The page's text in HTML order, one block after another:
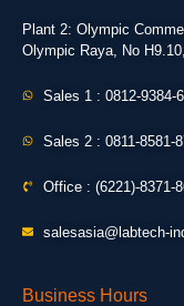
Plant 2: Olympic
Olympic Raya, No
Sales 1 : 0812-9384-
Sales 2 : 0811-8581-
Office : (6221)-8371-
salesasia@labtech-
Business Hours